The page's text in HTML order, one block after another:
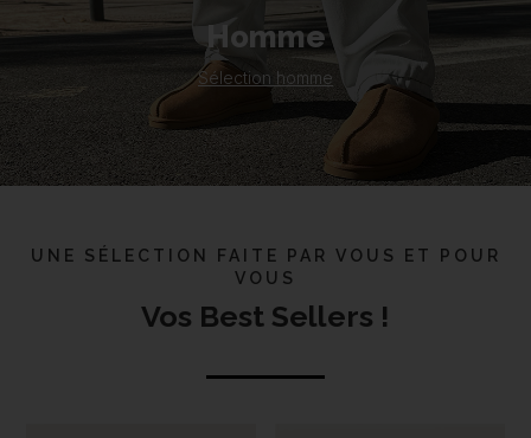
Homme
Sélection homme
UNE SÉLECTION FAITE PAR VOUS ET POUR
VOUS
Vos Best Sellers !